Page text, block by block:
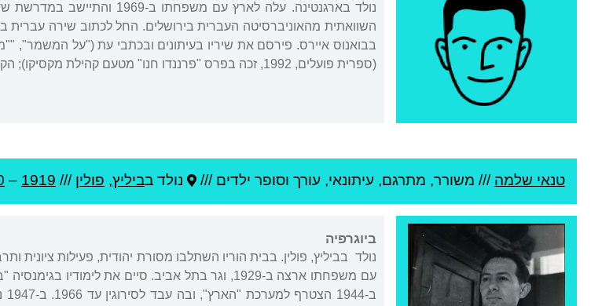
נולד בארגנטינה. עלה לארץ
בבואנוס איירס. פירסם את שיריו בעיתונים ובכתבי עת ("על המשמר",
(ספרית פועלים, 1992, זכה בפרס "פרננדו חנו" מטעם קהילת מקסיקו); הקולר והקול (2004); האדם דיסלקטי: שירים (2009).
טנאי שלמה /// משורר, מתרגם, עיתונאי, עורך וסופר ילדים /// נולד בביליץ, פולין ///
1919
–
ביוגרפיה
נולד בביליץ, פולין. בבית הוריו השתלבו מסורת יהודית, פעילות ציונית